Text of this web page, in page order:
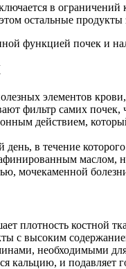
в ограничений
остальные
функцией почек и
элементов
фильтр самих
действием,
день, в течение
маслом,
мочекаменной
плотность костной
с высоким
необходимыми
кальцию, и